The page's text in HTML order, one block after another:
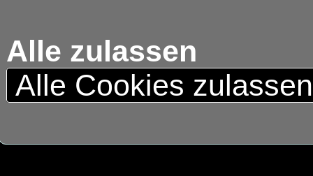
Alle zulassen
Alle Cookies